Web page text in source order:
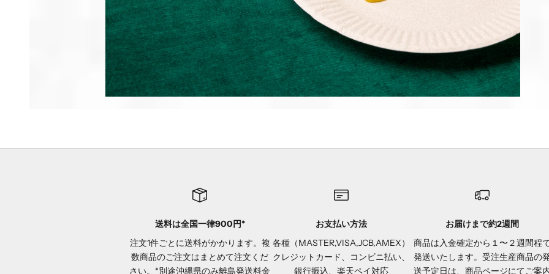
送料は全国一律900円*
注文1件ごとに送料がかかります。複
数商品のご注文はまとめて注文くだ
さい。*別途沖縄県のみ離島発送料金
お支払い方法
各種（MASTER,VISA,JCB,AMEX）
クレジットカード、コンビニ払い、
銀行振込、楽天ペイ対応
お届けまで約2週間
商品は入金確定から１〜２週間程
発送いたします。受注生産商品の
送予定日は、商品ページにてご案